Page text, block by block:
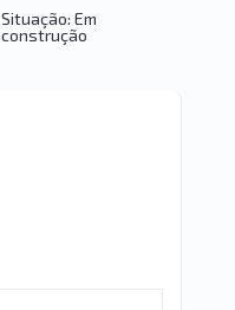
Situação: Em
construção